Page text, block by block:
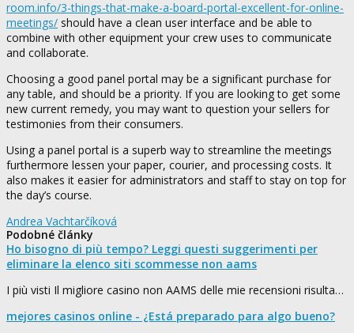
room.info/3-things-that-make-a-board-portal-excellent-for-online-
meetings/ should have a clean user interface and be able to
combine with other equipment your crew uses to communicate
and collaborate.
Choosing a good panel portal may be a significant purchase for
any table, and should be a priority. If you are looking to get some
new current remedy, you may want to question your sellers for
testimonies from their consumers.
Using a panel portal is a superb way to streamline the meetings
furthermore lessen your paper, courier, and processing costs. It
also makes it easier for administrators and staff to stay on top for
the day’s course.
Andrea Vachtarčíková
Podobné články
Ho bisogno di più tempo? Leggi questi suggerimenti per
eliminare la elenco siti scommesse non aams
I più visti Il migliore casino non AAMS delle mie recensioni risulta…
mejores casinos online - ¿Está preparado para algo bueno?